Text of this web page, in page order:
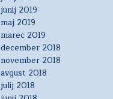
junij 2019
maj 2019
marec 2019
december 2018
november 2018
avgust 2018
julij 2018